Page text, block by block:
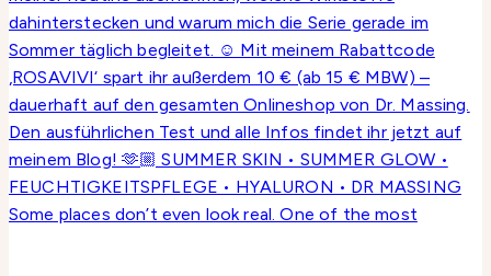
Some places don’t even look real. One of the most